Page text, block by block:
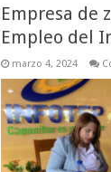
Empresa de
Empleo del
marzo 4, 2024